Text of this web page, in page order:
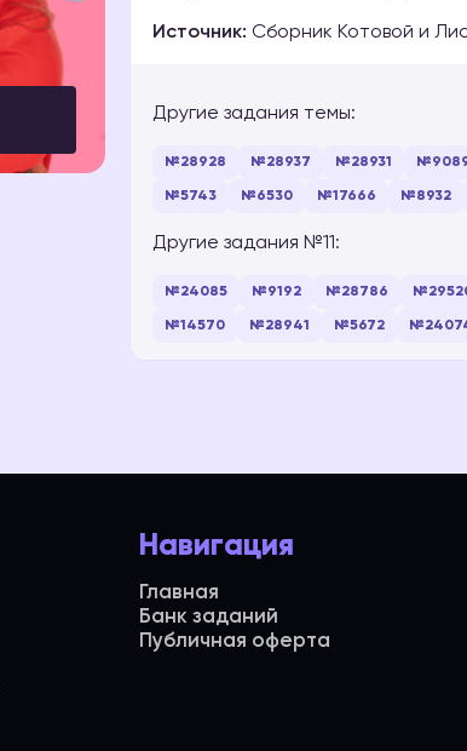
Источник: Сборник Котовой и
Другие задания темы:
№28928 №28937 №28931
№5743 №6530 №17666 №8932
Другие задания №11:
№24085 №9192 №28786
№14570 №28941 №5672
Навигация
Главная
Банк заданий
Публичная оферта